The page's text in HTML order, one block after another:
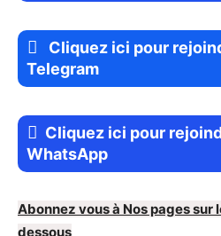
Cliquez ici pour
Telegram
Cliquez ici pour
WhatsApp
Abonnez vous à Nos pages sur
dessous